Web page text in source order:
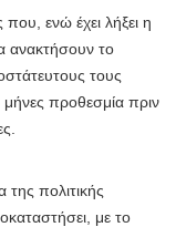
ενώ έχει λήξει η
ανακτήσουν το
τους
μήνες προθεσμία πριν
πολιτικής
με το